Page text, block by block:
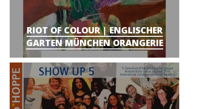
RIOT OF COLOUR | ENGLISCHER
GARTEN MÜNCHEN ORANGERIE